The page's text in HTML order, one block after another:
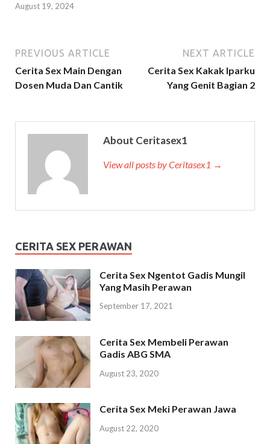
August 19, 2024
PREVIOUS ARTICLE
Cerita Sex Main Dengan
Dosen Muda Dan Cantik
NEXT ARTICLE
Cerita Sex Kakak Iparku
Yang Genit Bagian 2
About Ceritasex1
View all posts by Ceritasex1 →
CERITA SEX PERAWAN
Cerita Sex Ngentot Gadis Mungil
Yang Masih Perawan
September 17, 2021
Cerita Sex Membeli Perawan
Gadis ABG SMA
August 23, 2020
Cerita Sex Meki Perawan Jawa
August 22, 2020